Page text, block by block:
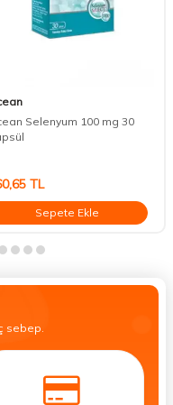
Selenyum 100 mg 30
TL
Sepete Ekle
sebep.